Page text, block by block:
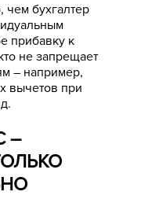
чем бухгалтер
прибавку к
не запрещает
– например,
вычетов при
–